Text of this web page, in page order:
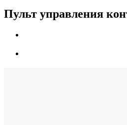
Пульт управления